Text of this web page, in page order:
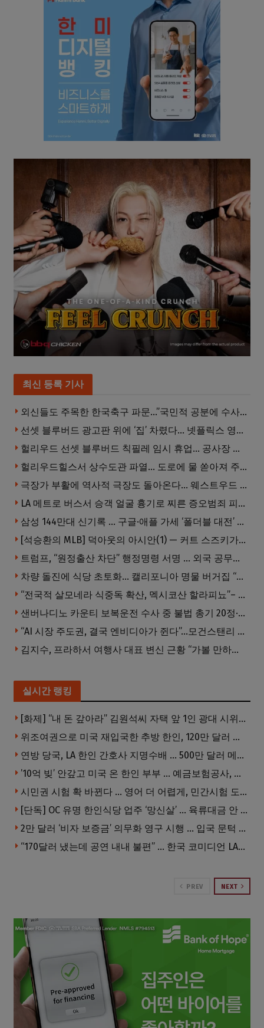
최신 등록 기사
외신들도 주목한 한국축구 파문…”국민적 공분에 수사 재개”
선셋 블루버드 광고판 위에 ‘집’ 차렸다… 넷플릭스 영화 홍보 이색 퍼포먼스
헐리우드 선셋 블루버드 칙필레 임시 휴업… 공사장 담장은 낙서로 뒤덮여
헐리우드힐스서 상수도관 파열… 도로에 물 쏟아져 주민 약 100명 피해
극장가 부활에 역사적 극장도 돌아온다… 웨스트우드 ‘브루인 극장’ 10월 재개장 추진
LA 메트로 버스서 승객 얼굴 흉기로 찌른 증오범죄 피고인, 종신형에 징역 7년 추가 선고
삼성 144만대 신기록 … 구글·애플 가세 ‘폴더블 대전’ 열린다
[석승환의 MLB] 덕아웃의 아시안(1) — 커트 스즈키가 우리에게 묻는 것
트럼프, “원정출산 차단” 행정명령 서명 … 외국 공무원 자녀도 시민권 안준다
차량 돌진에 식당 초토화… 캘리포니아 명물 버거집 “다시 일어설 수 있도록 도와주세요”
“전국적 살모네라 식중독 확산, 멕시코산 할라피뇨”– CDC
샌버나디노 카운티 보복운전 수사 중 불법 총기 20정·탄약 2만 발 압수
“AI 시장 주도권, 결국 엔비디아가 쥔다”…모건스탠리 장담
김지수, 프라하서 여행사 대표 변신 근황 “가볼 만하니…”
실시간 랭킹
[화제] “내 돈 갚아라” 김원석씨 자택 앞 1인 광대 시위 … 한인 투자사, “108만 달러 못받아”
위조여권으로 미국 재입국한 추방 한인, 120만 달러 은행 사기 행각
연방 당국, LA 한인 간호사 지명수배 … 500만 달러 메디캐어 사기, 선고 직전 한국 도주
’10억 빚’ 안갚고 미국 온 한인 부부 … 예금보험공사, 미국서 소송
시민권 시험 확 바뀐다 … 영어 더 어렵게, 민간시험 도입 추진
[단독] OC 유명 한인식당 업주 ‘망신살’ … 육류대금 안 갚자 식당서 공개추심
2만 달러 ‘비자 보증금’ 의무화 영구 시행 … 입국 문턱 더 높아진다.
“170달러 냈는데 공연 내내 불편” … 한국 코미디언 LA공연, 음향 불량에 외모 비하 개그 논란
PREV NEXT